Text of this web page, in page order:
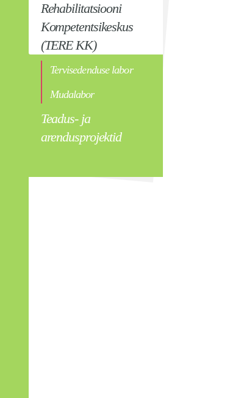
Rehabilitatsiooni
Kompetentsikeskus
(TERE KK)
Tervisedenduse labor
Mudalabor
Teadus- ja
arendusprojektid